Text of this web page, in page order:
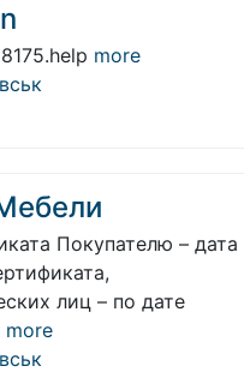
more
Покупателю – дата
лиц – по дате
more